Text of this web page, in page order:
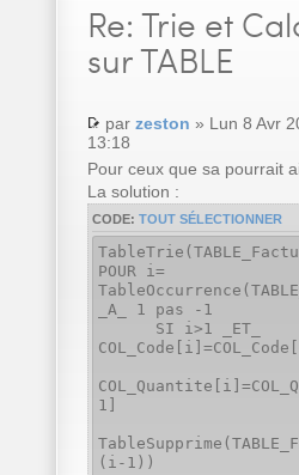
Re: Trie et
sur TABLE
par zeston » Lun 8 Avr
13:18
Pour ceux que sa pourrait
La solution :
CODE: TOUT SÉLECTIONNER
POUR i=
_A_ 1 pas -1
SI i>1 _ET_
1]
(i-1))